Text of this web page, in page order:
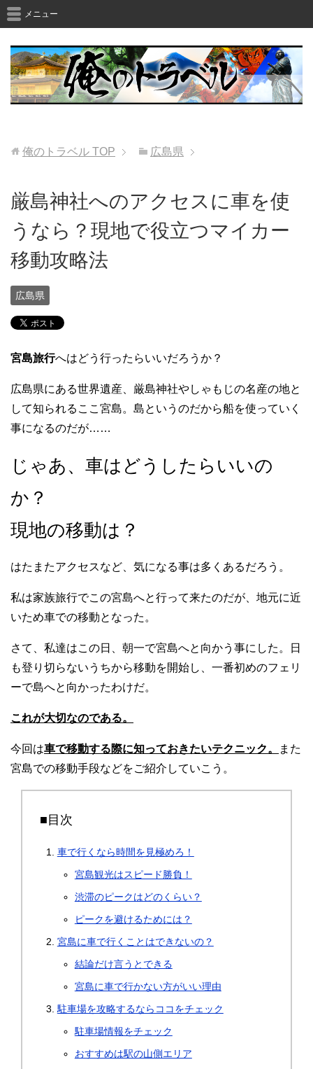
メニュー
俺のトラベル TOP 広島県
厳島神社へのアクセスに車を使
うなら？現地で役立つマイカー
移動攻略法
広島県
宮島旅行へはどう行ったらいいだろうか？
広島県にある世界遺産、厳島神社やしゃもじの名産の地と
して知られるここ宮島。島というのだから船を使っていく
事になるのだが……
じゃあ、車はどうしたらいいの
か？
現地の移動は？
はたまたアクセスなど、気になる事は多くあるだろう。
私は家族旅行でこの宮島へと行って来たのだが、地元に近
いため車での移動となった。
さて、私達はこの日、朝一で宮島へと向かう事にした。日
も登り切らないうちから移動を開始し、一番初めのフェリ
ーで島へと向かったわけだ。
これが大切なのである。
今回は車で移動する際に知っておきたいテクニック。
また
宮島での移動手段などをご紹介していこう。
■目次
車で行くなら時間を見極めろ！
宮島観光はスピード勝負！
渋滞のピークはどのくらい？
ピークを避けるためには？
宮島に車で行くことはできないの？
結論だけ言うとできる
宮島に車で行かない方がいい理由
駐車場を攻略するならココをチェック
駐車場情報をチェック
おすすめは駅の山側エリア